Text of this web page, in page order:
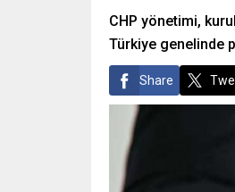
CHP yönetimi,
Türkiye genelinde
Share